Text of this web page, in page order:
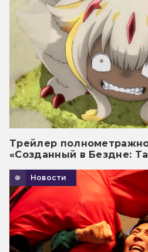
Трейлер
«Созданный в Бездне:
Новости